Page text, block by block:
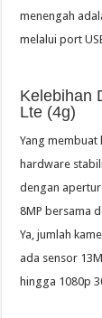
menengah
melalui port
Kelebihan
Lte (4g)
Yang membuat
hardware
dengan
8MP bersama
Ya, jumlah
ada sensor
hingga 1080p